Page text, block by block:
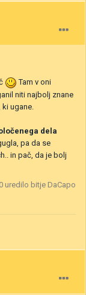
Tam v oni
niti najbolj znane
ugane.
dela
pa da se
in pač, da je bolj
uredilo bitje DaCapo